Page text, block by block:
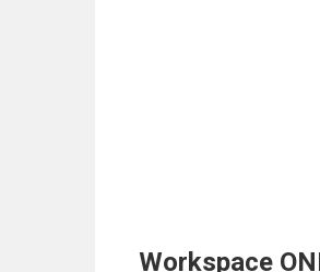
Workspace